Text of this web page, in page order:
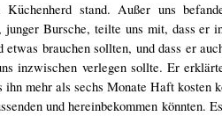
stand. Außer uns
Bursche, teilte uns mit, dass er
brauchen sollten, und dass er
inzwischen verlegen sollte. Er
mehr als sechs Monate Haft
und hereinbekommen